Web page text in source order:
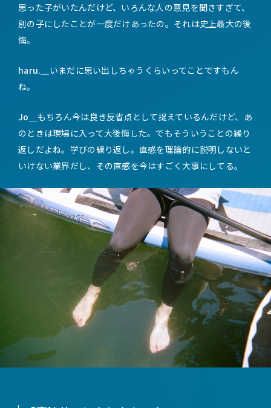
思った子がいたんだけど、いろんな人の意見を聞きすぎて、
別の子にしたことが一度だけあったの。それは史上最大の後
悔。
haru.＿ いまだに思い出しちゃうくらいってことですもん
ね。
Jo＿ もちろん今は良き反省点として捉えているんだけど、あ
のときは現場に入って大後悔した。でもそういうことの繰り
返しだよね。学びの繰り返し。直感を理論的に説明しないと
いけない業界だし、その直感を今はすごく大事にしてる。